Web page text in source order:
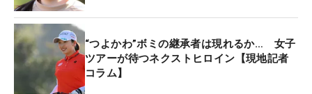
2024年大会では9位に入った。過去4度のうち20年
大会以外の3度は決勝進出を果たしている。「毎
年、目標は予選通過だけど、予想よりもよかった時
もあるし、しっかりかみ合えばいいゴルフもできる
と思う」。上位進出にも期待がかかる。
“つよかわ”ボミの継承者は現れるか… 女子
ツアーが待つネクストヒロイン【現地記者
コラム】